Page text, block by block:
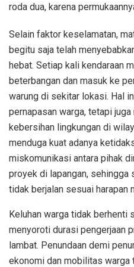
roda dua, karena
Selain faktor keselamatan,
begitu saja telah
hebat. Setiap kali kendaraan
beterbangan dan masuk ke
warung di sekitar lokasi. Hal
pernapasan warga, tetapi
kebersihan lingkungan di
menduga kuat adanya
miskomunikasi antara pihak
proyek di lapangan,
tidak berjalan sesuai harapan
Keluhan warga tidak berhenti
menyoroti durasi pengerjaan
lambat. Penundaan demi
ekonomi dan mobilitas warga